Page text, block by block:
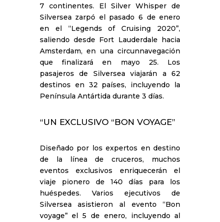
7 continentes. El Silver Whisper de
Silversea zarpó el pasado 6 de enero
en el “Legends of Cruising 2020”,
saliendo desde Fort Lauderdale hacia
Amsterdam, en una circunnavegación
que finalizará en mayo 25. Los
pasajeros de Silversea viajarán a 62
destinos en 32 países, incluyendo la
Península Antártida durante 3 días.
“UN EXCLUSIVO “BON VOYAGE”
Diseñado por los expertos en destino
de la línea de cruceros, muchos
eventos exclusivos enriquecerán el
viaje pionero de 140 días para los
huéspedes. Varios ejecutivos de
Silversea asistieron al evento “Bon
voyage” el 5 de enero, incluyendo al